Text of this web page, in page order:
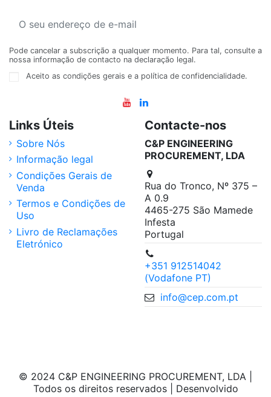
Pode cancelar a subscrição a qualquer momento. Para tal, consulte a
nossa informação de contacto na declaração legal.
Aceito as condições gerais e a política de confidencialidade.
Links Úteis
Sobre Nós
Informação legal
Condições Gerais de
Venda
Termos e Condições de
Uso
Livro de Reclamações
Eletrónico
Contacte-nos
C&P ENGINEERING
PROCUREMENT, LDA
Rua do Tronco, Nº 375 –
A 0.9
4465-275 São Mamede
Infesta
Portugal
+351 912514042
(Vodafone PT)
info@cep.com.pt
© 2024 C&P ENGINEERING PROCUREMENT, LDA |
Todos os direitos reservados | Desenvolvido